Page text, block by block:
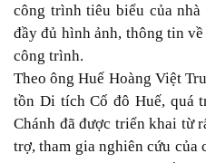
công trình tiêu biểu của
đầy đủ hình ảnh, thông tin
công trình.
Theo ông Huế Hoàng Việt
tồn Di tích Cố đô Huế, quá
Chánh đã được triển khai từ
trợ, tham gia nghiên cứu của